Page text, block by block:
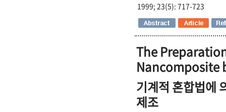
1999; 23(5): 717-723
The
Nancomposite
기계적 혼합법에
제조